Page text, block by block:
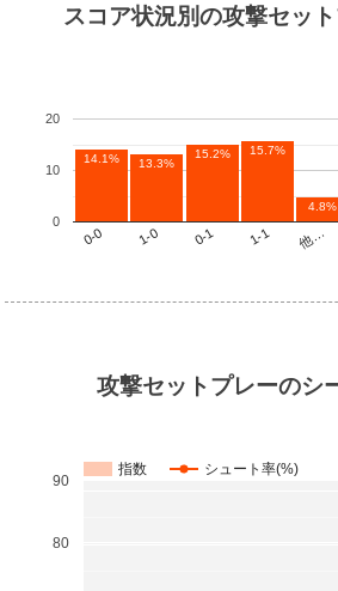
スコア状況別の攻撃セッ
0-0 1-0 0-1 1-1 他…
0
10
20
14.1% 13.3%
15.2% 15.7%
4.8%
攻撃セットプレーのシ
指数 シュート率(%)
80
90